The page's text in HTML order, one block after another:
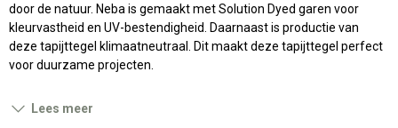
door de natuur. Neba is gemaakt met Solution Dyed garen voor
kleurvastheid en UV-bestendigheid. Daarnaast is productie van
deze tapijttegel klimaatneutraal. Dit maakt deze tapijttegel perfect
voor duurzame projecten.
Lees meer